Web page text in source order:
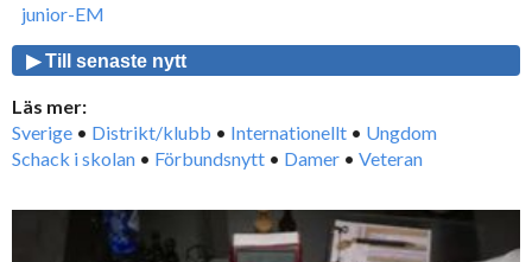
junior-EM
▶ Till senaste nytt
Läs mer:
Sverige • Distrikt/klubb • Internationellt • Ungdom
Schack i skolan • Förbundsnytt • Damer • Veteran